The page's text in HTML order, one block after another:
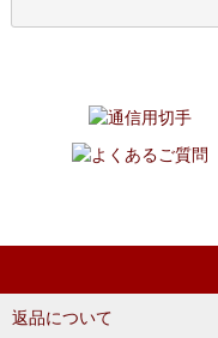
返品について